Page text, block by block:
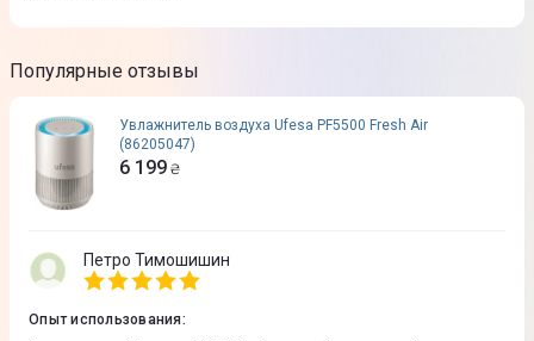
Популярные отзывы
Увлажнитель воздуха Ufesa PF5500 Fresh Air
(86205047)
6 199 ₴
Петро Тимошишин
Опыт использования: